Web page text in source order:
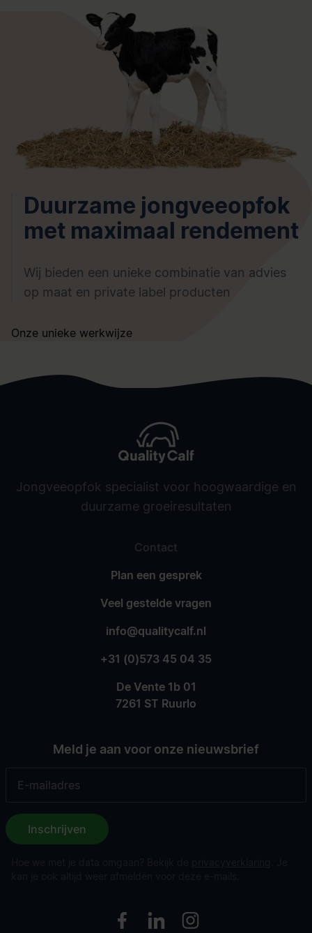
Duurzame jongveeopfok
met maximaal rendement
Wij bieden een unieke combinatie van advies
op maat en private label producten
Onze unieke werkwijze
Jongveeopfok specialist voor hoogwaardige en
duurzame groeiresultaten
Contact
Plan een gesprek
Veel gestelde vragen
info@qualitycalf.nl
+31 (0)573 45 04 35
De Vente 1b 01
7261 ST Ruurlo
Meld je aan voor onze nieuwsbrief
Inschrijven